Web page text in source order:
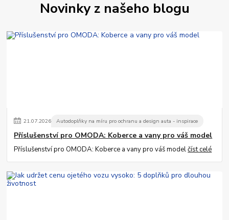
Novinky z našeho blogu
21.07.2026 Autodoplňky na míru pro ochranu a design auta - inspirace
Příslušenství pro OMODA: Koberce a vany pro váš model
Příslušenství pro OMODA: Koberce a vany pro váš modelčíst celé